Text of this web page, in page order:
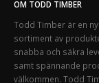
OM TODD TIMBER
Todd Timber är en
sortiment av
snabba och säkra
samt spännande
välkommen. Todd